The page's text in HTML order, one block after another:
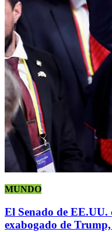
MUNDO
El Senado de
exabogado de